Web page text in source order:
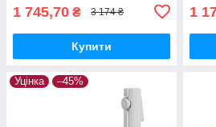
1 745,70 ₴ 3 174 ₴
Купити
1
Уцінка –45%